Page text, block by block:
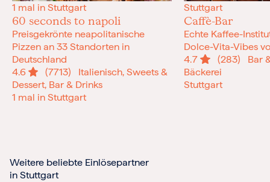
1 mal in Stuttgart
60 seconds to napoli
Preisgekrönte neapolitanische
Pizzen an 33 Standorten in
Deutschland
4.6
(7713) Italienisch, Sweets &
Dessert, Bar & Drinks
1 mal in Stuttgart
Stuttgart
Caffè-Bar
Echte Kaffee-
Dolce-Vita-Vibes
4.7
(283) Bar
Bäckerei
Stuttgart
Weitere beliebte Einlösepartner
in Stuttgart